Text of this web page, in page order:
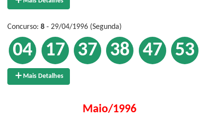
Concurso: 8 - 29/04/1996 (Segunda)
04 17 37 38 47 53
Mais Detalhes
Maio/1996